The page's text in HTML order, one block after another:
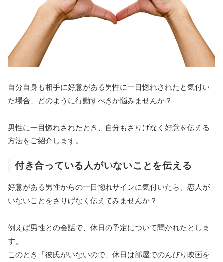
自分自身も相手に好意がある男性に一目惚れされたと気付い
た場合、どのように行動すべきか悩みませんか？
男性に一目惚れされたとき、自分もさりげなく好意を伝える
方法をご紹介します。
付き合っている人がいないことを伝える
好意がある男性からの一目惚れサインに気付いたら、恋人が
いないことをさりげなく伝えてみませんか？
例えば男性との会話で、休日の予定について聞かれたとしま
す。
このとき「彼氏がいないので、休日は部屋でのんびり映画を